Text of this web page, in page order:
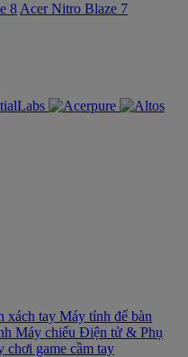
8 Acer Nitro Blaze 7
xách tay Máy tính để bàn
Máy chiếu Điện tử & Phụ
chơi game cầm tay